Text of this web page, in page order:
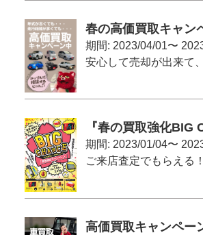
春の高価買取キャン
期間: 2023/04/01〜
期間: 2023/01/04〜
高価買取キャンペー